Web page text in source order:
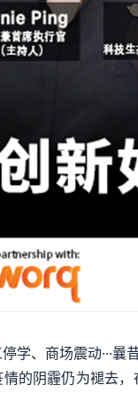
学、商场震动···
的阴霾仍为褪去